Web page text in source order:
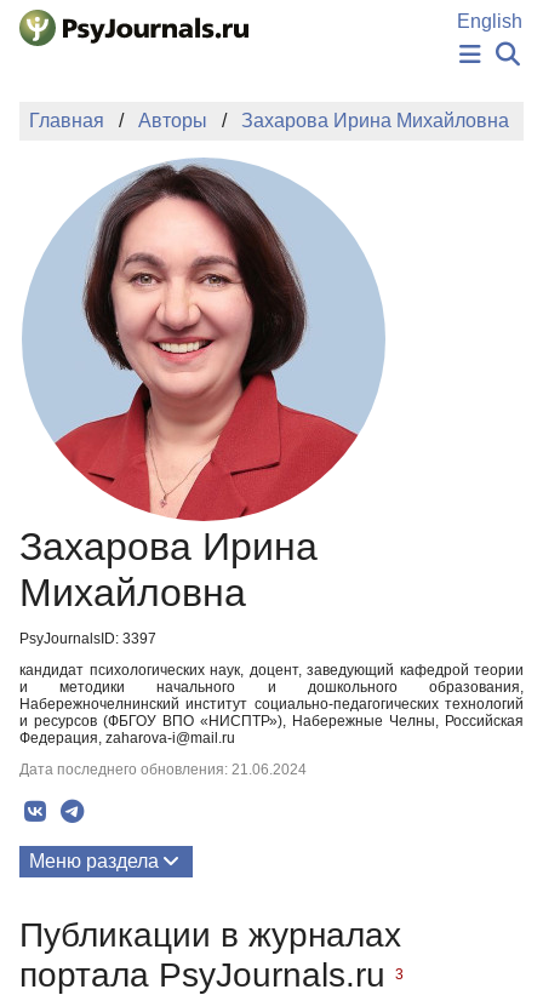
Перейти к основному содержанию
English
НОВОСТИ
АВТОРЫ
ПОДАТЬ РУКОПИСЬ
БАЗА ЗНАНИЙ
КЛЮЧЕВЫЕ СЛОВА
Регистрация
Главная Авторы Захарова Ирина Михайловна
Захарова Ирина
Михайловна
PsyJournalsID: 3397
кандидат психологических наук, доцент, заведующий кафедрой теории
и методики начального и дошкольного образования,
Набережночелнинский институт социально-педагогических технологий
и ресурсов (ФБГОУ ВПО «НИСПТР»), Набережные Челны, Российская
Федерация, zaharova-i@mail.ru
Дата последнего обновления: 21.06.2024
Меню раздела
Публикации в журналах
портала PsyJournals.ru
3